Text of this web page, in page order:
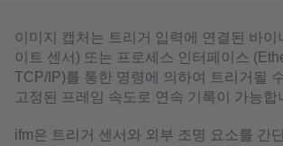
이미지 캡처는 트리거 입력에 연결된 바이
이트 센서) 또는 프로세스 인터페이스
TCP/IP)를 통한 명령에 의하여 트리거될
고정된 프레임 속도로 연속 기록이 가능합
ifm은 트리거 센서와 외부 조명 요소를 간